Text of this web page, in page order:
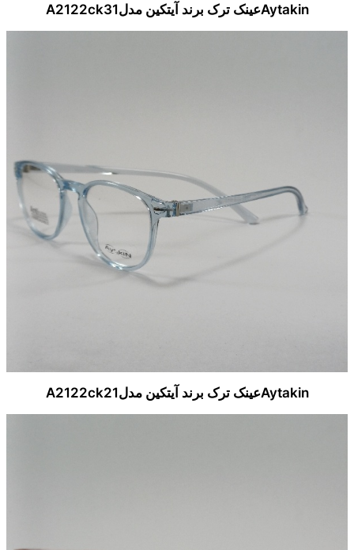
Aytakinعینک ترک برند آیتکین مدلA2122ck31
Aytakinعینک ترک برند آیتکین مدلA2122ck21